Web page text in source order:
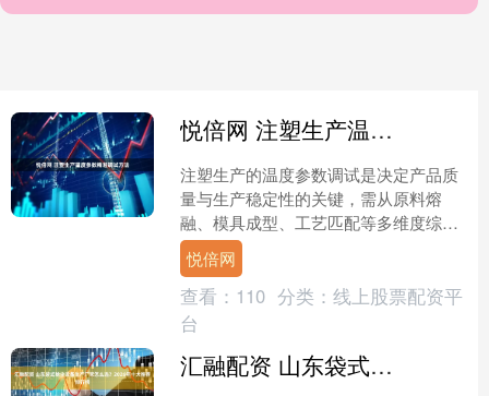
悦倍网 注塑生产温度参数精准调试方法
注塑生产的温度参数调试是决定产品质
量与生产稳定性的关键，需从原料熔
融、模具成型、工艺匹配等多维度综合
把控，通过科学的调试流程与精准的参
数校准，实现温度与生产需求....
悦倍网
查看： 110 分类： 线上股票配资平
台
汇融配资 山东袋式除尘设备生产厂家怎么选？2026年十大推荐排行榜